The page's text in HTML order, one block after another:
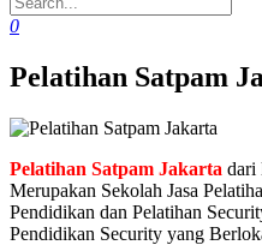
0
Pelatihan Satpam
Pelatihan Satpam Jakarta dari
Merupakan Sekolah Jasa
Pendidikan dan Pelatihan
Pendidikan Security yang